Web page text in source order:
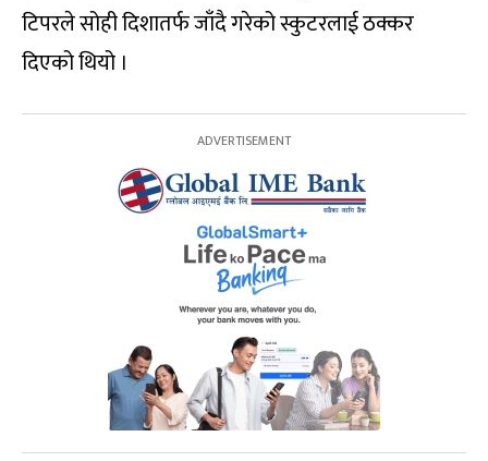
टिपरले सोही दिशातर्फ जाँदै गरेको स्कुटरलाई ठक्कर
दिएको थियो ।